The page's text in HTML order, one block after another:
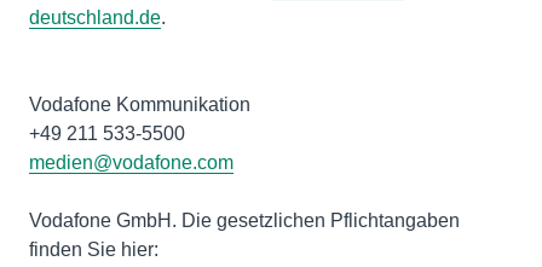
deutschland.de.
Vodafone Kommunikation
medien@vodafone.com
Vodafone GmbH. Die gesetzlichen Pflichtangaben
finden Sie hier: